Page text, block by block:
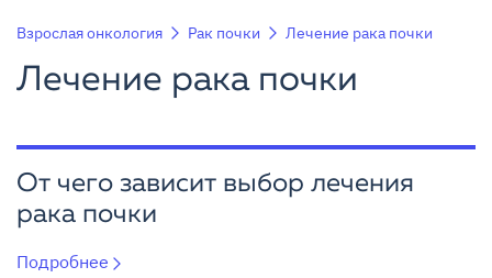
Взрослая онкология Рак почки Лечение рака почки
Лечение рака почки
От чего зависит выбор лечения
рака почки
Подробнее